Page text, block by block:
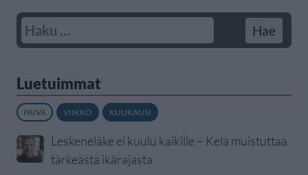
Luetuimmat
PÄIVÄ VIIKKO KUUKAUSI
Leskeneläke ei kuulu kaikille – Kela muistuttaa
tärkeästä ikärajasta